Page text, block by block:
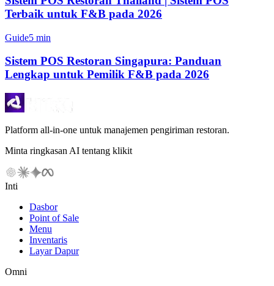
Terbaik untuk F&B pada 2026
Guide5 min
Sistem POS Restoran Singapura: Panduan
Lengkap untuk Pemilik F&B pada 2026
Platform all-in-one untuk manajemen pengiriman restoran.
Minta ringkasan AI tentang klikit
Inti
Dasbor
Point of Sale
Menu
Inventaris
Layar Dapur
Omni